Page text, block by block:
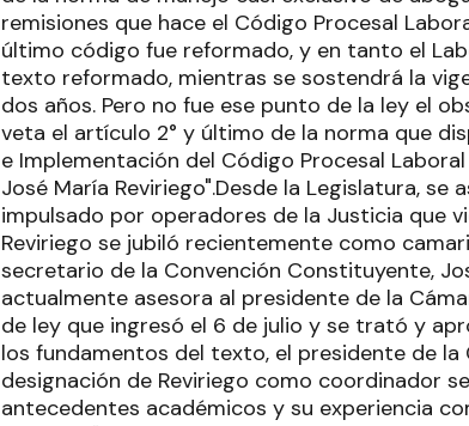
remisiones que hace el Código Procesal
último código fue reformado, y en tanto el
texto reformado, mientras se sostendrá la
dos años. Pero no fue ese punto de la ley el
veta el artículo 2° y último de la norma que
e Implementación del Código Procesal
José María Reviriego".Desde la Legislatura,
impulsado por operadores de la Justicia que
Reviriego se jubiló recientemente como
secretario de la Convención Constituyente,
actualmente asesora al presidente de la
de ley que ingresó el 6 de julio y se trató y
los fundamentos del texto, el presidente de
designación de Reviriego como coordinador
antecedentes académicos y su experiencia